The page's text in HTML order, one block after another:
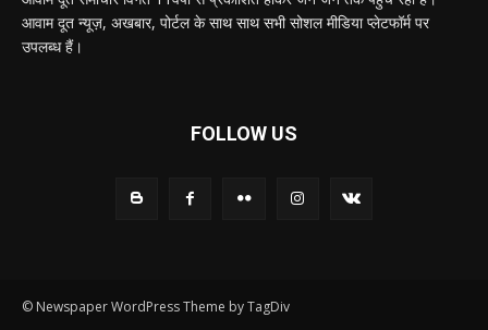
आवाम दूत न्यूज़, अखबार, पोर्टल के साथ साथ सभी सोशल मीडिया प्लेटफॉर्म पर
उपलब्ध हैं।
FOLLOW US
© Newspaper WordPress Theme by TagDiv